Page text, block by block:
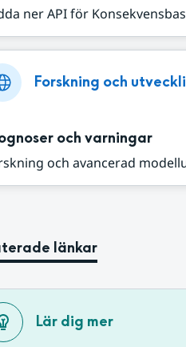
ner API för
Forskning och
och varningar
och avancerad
länkar
Lär dig mer